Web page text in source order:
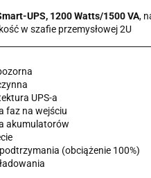
UPS, 1200 Watts/1500 VA,
w szafie przemysłowej 2U
UPS-a
faz na wejściu
akumulatorów
(obciążenie 100%)